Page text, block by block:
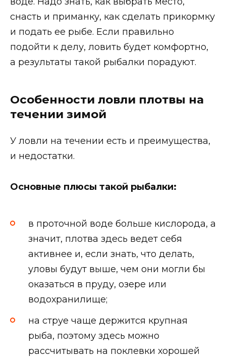
снасть и приманку, как сделать прикормку
и подать ее рыбе. Если правильно
подойти к делу, ловить будет комфортно,
а результаты такой рыбалки порадуют.
Особенности ловли плотвы на
течении зимой
У ловли на течении есть и преимущества,
и недостатки.
Основные плюсы такой рыбалки:
в проточной воде больше кислорода, а
значит, плотва здесь ведет себя
активнее и, если знать, что делать,
уловы будут выше, чем они могли бы
оказаться в пруду, озере или
водохранилище;
на струе чаще держится крупная
рыба, поэтому здесь можно
рассчитывать на поклевки хорошей